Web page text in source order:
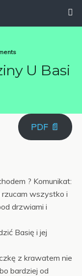
U Basi
PDF 📄
? Komunikat:
rzucam wszystko i
drzwiami i
Basię i jej
z krawatem nie
bardziej od